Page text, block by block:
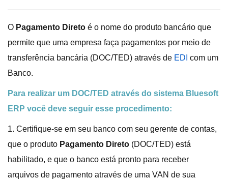
O Pagamento Direto é o nome do produto bancário que
permite que uma empresa faça pagamentos por meio de
transferência bancária (DOC/TED) através de EDI com um
Banco.
Para realizar um DOC/TED através do sistema Bluesoft
ERP você deve seguir esse procedimento:
1. Certifique-se em seu banco com seu gerente de contas,
que o produto Pagamento Direto (DOC/TED) está
habilitado, e que o banco está pronto para receber
arquivos de pagamento através de uma VAN de sua